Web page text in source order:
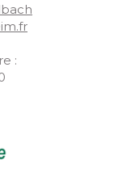
: